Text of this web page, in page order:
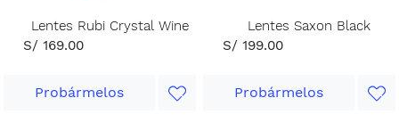
Lentes Rubi Crystal Wine
S/ 169.00
Probármelos
Lentes Saxon Black
S/ 199.00
Probármelos